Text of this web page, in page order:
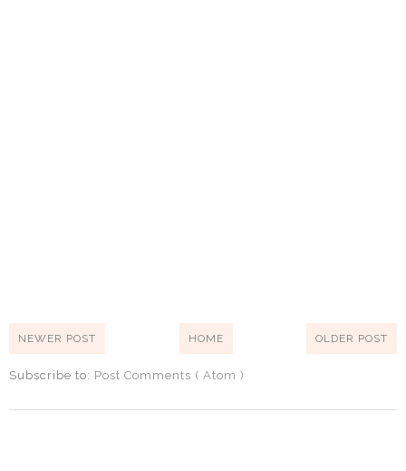
NEWER POST OLDER POST
HOME
Subscribe to: Post Comments ( Atom )